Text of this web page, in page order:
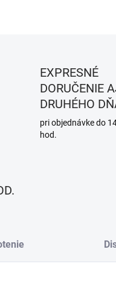
EXPRESNÉ
DORUČENIE
DRUHÉHO
pri objednávke do
hod.